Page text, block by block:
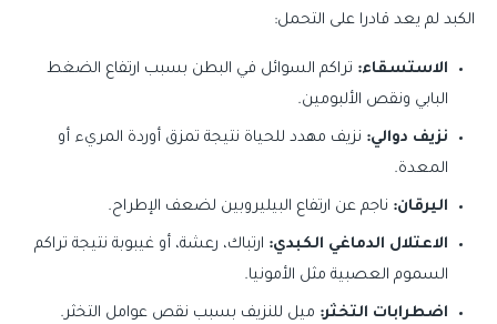
الكبد لم يعد قادرا على التحمل:
الاستسقاء: تراكم السوائل في البطن بسبب ارتفاع الضغط
البابي ونقص الألبومين.
نزيف دوالي: نزيف مهدد للحياة نتيجة تمزق أوردة المريء أو
المعدة.
اليرقان: ناجم عن ارتفاع البيليروبين لضعف الإطراح.
الاعتلال الدماغي الكبدي: ارتباك، رعشة، أو غيبوبة نتيجة تراكم
السموم العصبية مثل الأمونيا.
اضطرابات التخثر: ميل للنزيف بسبب نقص عوامل التخثر.